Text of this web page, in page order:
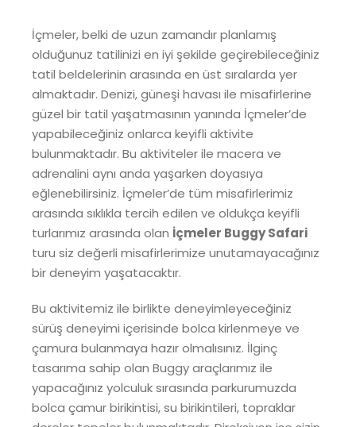
İçmeler, belki de uzun zamandır planlamış
olduğunuz tatilinizi en iyi şekilde geçirebileceğiniz
tatil beldelerinin arasında en üst sıralarda yer
almaktadır. Denizi, güneşi havası ile misafirlerine
güzel bir tatil yaşatmasının yanında İçmeler’de
yapabileceğiniz onlarca keyifli aktivite
bulunmaktadır. Bu aktiviteler ile macera ve
adrenalini aynı anda yaşarken doyasıya
eğlenebilirsiniz. İçmeler’de tüm misafirlerimiz
arasında sıklıkla tercih edilen ve oldukça keyifli
turlarımız arasında olan İçmeler Buggy Safari
turu siz değerli misafirlerimize unutamayacağınız
bir deneyim yaşatacaktır.
Bu aktivitemiz ile birlikte deneyimleyeceğiniz
sürüş deneyimi içerisinde bolca kirlenmeye ve
çamura bulanmaya hazır olmalısınız. İlginç
tasarıma sahip olan Buggy araçlarımız ile
yapacağınız yolculuk sırasında parkurumuzda
bolca çamur birikintisi, su birikintileri, topraklar